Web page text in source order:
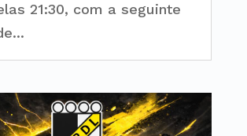
21:30, com a seguinte